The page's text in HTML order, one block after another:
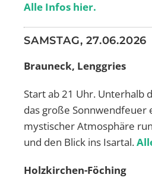
Alle Infos hier.
SAMSTAG, 27.06.2026
Brauneck, Lenggries
Start ab 21 Uhr. Unterhalb
das große Sonnwendfeuer
mystischer Atmosphäre
und den Blick ins Isartal.
Holzkirchen-Föching